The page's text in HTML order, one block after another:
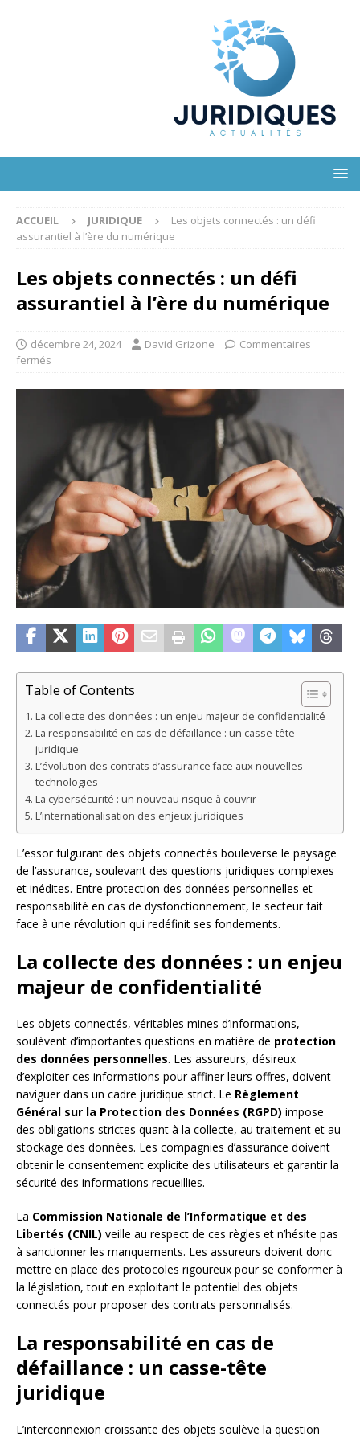
ACCUEIL JURIDIQUE
Les objets connectés : un défi
assurantiel à l’ère du numérique
Les objets connectés : un défi
assurantiel à l’ère du numérique
décembre 24, 2024 David Grizone
Commentaires
fermés
Table of Contents
La collecte des données : un enjeu majeur de confidentialité
La responsabilité en cas de défaillance : un casse-tête
juridique
L’évolution des contrats d’assurance face aux nouvelles
technologies
La cybersécurité : un nouveau risque à couvrir
L’internationalisation des enjeux juridiques
L’essor fulgurant des objets connectés bouleverse le paysage
de l’assurance, soulevant des questions juridiques complexes
et inédites. Entre protection des données personnelles et
responsabilité en cas de dysfonctionnement, le secteur fait
face à une révolution qui redéfinit ses fondements.
La collecte des données : un enjeu
majeur de confidentialité
Les objets connectés, véritables mines d’informations,
soulèvent d’importantes questions en matière de protection
des données personnelles. Les assureurs, désireux
d’exploiter ces informations pour affiner leurs offres, doivent
naviguer dans un cadre juridique strict. Le Règlement
Général sur la Protection des Données (RGPD) impose
des obligations strictes quant à la collecte, au traitement et au
stockage des données. Les compagnies d’assurance doivent
obtenir le consentement explicite des utilisateurs et garantir la
sécurité des informations recueillies.
La Commission Nationale de l’Informatique et des
Libertés (CNIL) veille au respect de ces règles et n’hésite pas
à sanctionner les manquements. Les assureurs doivent donc
mettre en place des protocoles rigoureux pour se conformer à
la législation, tout en exploitant le potentiel des objets
connectés pour proposer des contrats personnalisés.
La responsabilité en cas de
défaillance : un casse-tête
juridique
L’interconnexion croissante des objets soulève la question